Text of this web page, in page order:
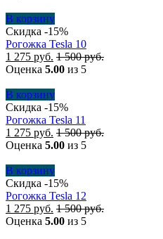
В корзину
Скидка -15%
Рогожка Tesla 10
1 275 руб. 1 500руб.
Оценка 5.00 из 5
В корзину
Скидка -15%
Рогожка Tesla 11
1 275 руб. 1 500руб.
Оценка 5.00 из 5
В корзину
Скидка -15%
Рогожка Tesla 12
1 275 руб. 1 500руб.
Оценка 5.00 из 5